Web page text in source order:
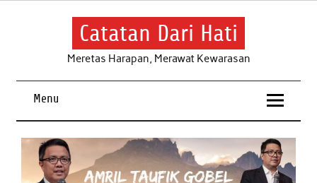
Skip
Catatan Dari Hati
Meretas Harapan, Merawat Kewarasan
Menu